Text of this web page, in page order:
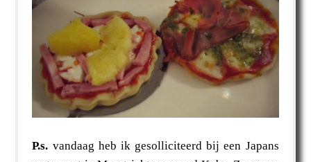
P.s. vandaag heb ik gesolliciteerd bij een Japans